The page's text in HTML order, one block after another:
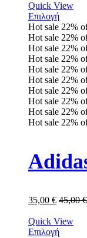
Quick View
Επιλογή
Hot sale 22%
Hot sale 22%
Hot sale 22%
Hot sale 22%
Hot sale 22%
Hot sale 22%
Hot sale 22%
Hot sale 22%
Hot sale 22%
Hot sale 22%
35,00 € 45,00€
Quick View
Επιλογή